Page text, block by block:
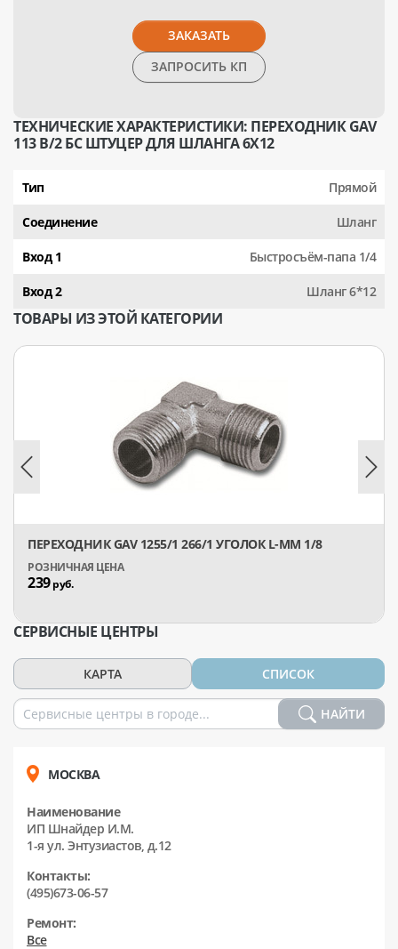
ЗАКАЗАТЬ
ЗАПРОСИТЬ КП
ТЕХНИЧЕСКИЕ ХАРАКТЕРИСТИКИ: ПЕРЕХОДНИК GAV
113 B/2 БС ШТУЦЕР ДЛЯ ШЛАНГА 6X12
Тип Прямой
Соединение Шланг
Вход 1 Быстросъём-папа 1/4
Вход 2 Шланг 6*12
ТОВАРЫ ИЗ ЭТОЙ КАТЕГОРИИ
ПЕРЕХОДНИК GAV 1255/1 266/1 УГОЛОК L-MM 1/8
239руб.
СЕРВИСНЫЕ ЦЕНТРЫ
КАРТА СПИСОК
НАЙТИ
МОСКВА
Наименование
ИП Шнайдер И.М.
1-я ул. Энтузиастов, д.12
Контакты:
(495)673-06-57
Ремонт:
Все